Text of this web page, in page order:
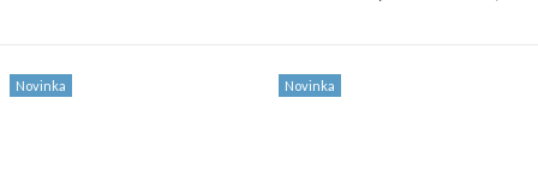
hydratujú a regenerujú.
Novinka Novinka